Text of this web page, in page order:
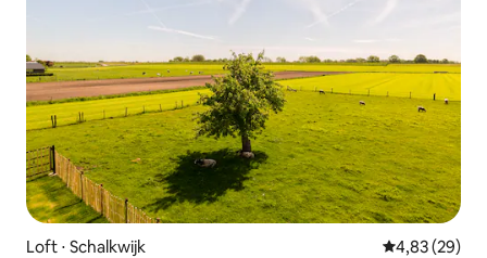
Loft ⋅ Schalkwijk 4,83 de uma
4,83 (29)